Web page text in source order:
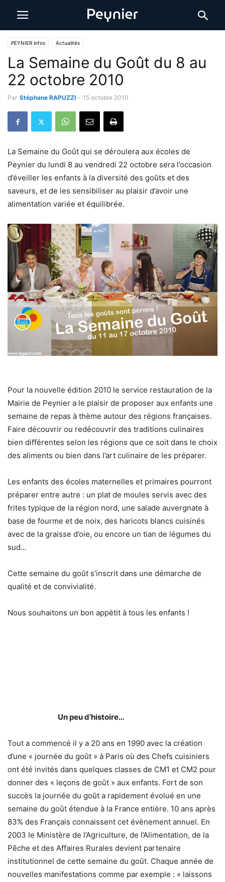
PEYNIER infos Actualités
La Semaine du Goût du 8 au
22 octobre 2010
Par Stéphane RAPUZZI - 15 octobre 2010
La Semaine du Goût qui se déroulera aux écoles de
Peynier du lundi 8 au vendredi 22 octobre sera l’occasion
d’éveiller les enfants à la diversité des goûts et des
saveurs, et de les sensibiliser au plaisir d’avoir une
alimentation variée et équilibrée.
Pour la nouvelle édition 2010 le service restauration de la
Mairie de Peynier a le plaisir de proposer aux enfants une
semaine de repas à thème autour des régions françaises.
Faire découvrir ou redécouvrir des traditions culinaires
bien différentes selon les régions que ce soit dans le choix
des aliments ou bien dans l’art culinaire de les préparer.
Les enfants des écoles maternelles et primaires pourront
préparer entre autre : un plat de moules servis avec des
frites typique de la région nord, une salade auvergnate à
base de fourme et de noix, des haricots blancs cuisinés
avec de la graisse d’oie, ou encore un tian de légumes du
sud…
Cette semaine du goût s’inscrit dans une démarche de
qualité et de convivialité.
Nous souhaitons un bon appétit à tous les enfants !
Un peu d’histoire…
Tout a commencé il y a 20 ans en 1990 avec la création
d’une « journée du goût » à Paris où des Chefs cuisiniers
ont été invités dans quelques classes de CM1 et CM2 pour
donner des « leçons de goût » aux enfants. Fort de son
succès la journée du goût a rapidement évolué en une
semaine du goût étendue à la France entière. 10 ans après
83% des Français connaissent cet évènement annuel. En
2003 le Ministère de l’Agriculture, de l’Alimentation, de la
Pêche et des Affaires Rurales devient partenaire
institutionnel de cette semaine du goût. Chaque année de
nouvelles manifestations comme par exemple : « laissons